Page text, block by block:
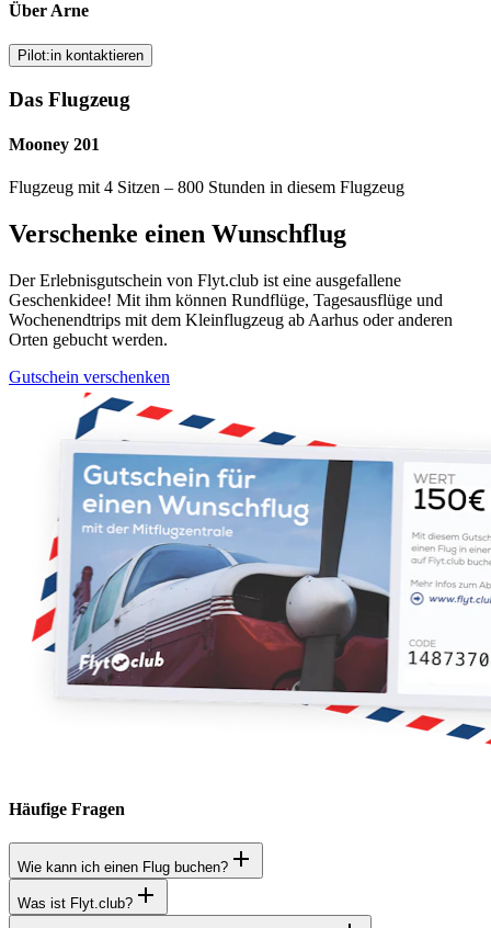
Über Arne
Pilot:in kontaktieren
Das Flugzeug
Mooney 201
Flugzeug mit 4 Sitzen – 800 Stunden in diesem Flugzeug
Verschenke einen Wunschflug
Der Erlebnisgutschein von Flyt.club ist eine ausgefallene
Geschenkidee! Mit ihm können Rundflüge, Tagesausflüge und
Wochenendtrips mit dem Kleinflugzeug ab Aarhus oder anderen
Orten gebucht werden.
Gutschein verschenken
Häufige Fragen
Wie kann ich einen Flug buchen?
Was ist Flyt.club?